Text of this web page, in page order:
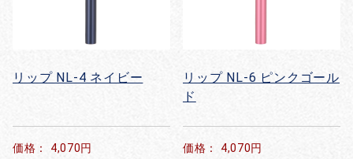
リップ NL-4 ネイビー
価格： 4,070円
リップ NL-6 ピンクゴール
ド
価格： 4,070円